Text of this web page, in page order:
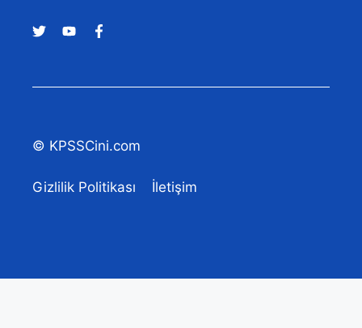
© KPSSCini.com
Gizlilik Politikası İletişim